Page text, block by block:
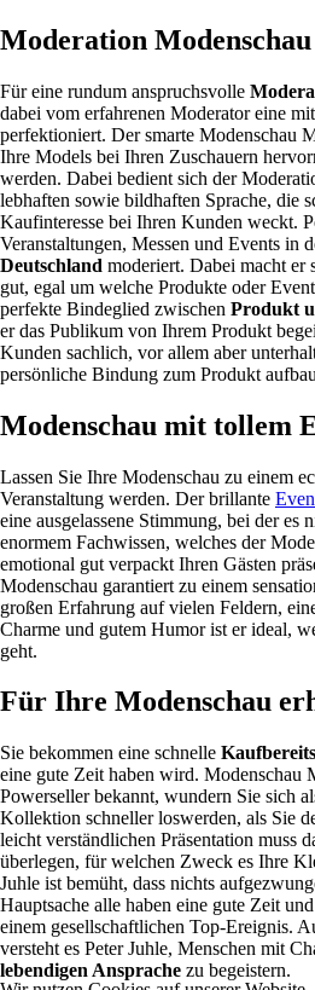
Moderation Modenschau
Für eine rundum anspruchsvolle
dabei vom erfahrenen Moderator eine
perfektioniert. Der smarte Modenschau
Ihre Models bei Ihren Zuschauern
werden. Dabei bedient sich der
lebhaften sowie bildhaften Sprache, die
Kaufinteresse bei Ihren Kunden weckt.
Veranstaltungen, Messen und Events in
Deutschland moderiert. Dabei macht er
gut, egal um welche Produkte oder
perfekte Bindeglied zwischen Produkt
er das Publikum von Ihrem Produkt
Kunden sachlich, vor allem aber
persönliche Bindung zum Produkt
Modenschau mit tollem
Lassen Sie Ihre Modenschau zu einem
Veranstaltung werden. Der brillante
eine ausgelassene Stimmung, bei der
enormem Fachwissen, welches der
emotional gut verpackt Ihren Gästen
Modenschau garantiert zu einem
großen Erfahrung auf vielen Feldern,
Charme und gutem Humor ist er ideal,
geht.
Für Ihre Modenschau
Sie bekommen eine schnelle
eine gute Zeit haben wird. Modenschau
Powerseller bekannt, wundern Sie sich
Kollektion schneller loswerden, als Sie
leicht verständlichen Präsentation muss
überlegen, für welchen Zweck es Ihre
Juhle ist bemüht, dass nichts
Hauptsache alle haben eine gute Zeit
einem gesellschaftlichen Top-Ereignis.
versteht es Peter Juhle, Menschen mit
lebendigen Ansprache zu begeistern.